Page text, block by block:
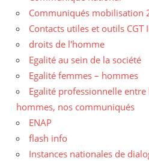
Communiqués mobilisation
Contacts utiles et outils CGT
droits de l'homme
Egalité au sein de la société
Egalité femmes – hommes
Egalité professionnelle
hommes, nos communiqués
ENAP
flash info
Instances nationales de